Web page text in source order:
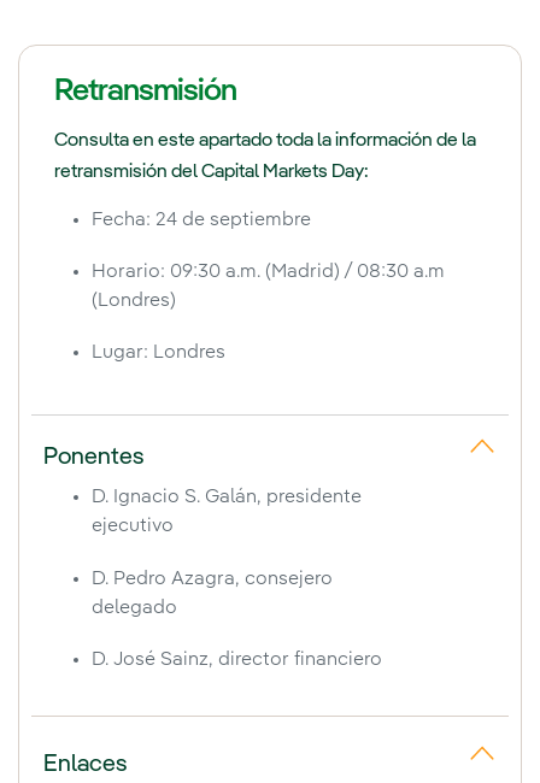
Registro
Actualización del Plan
D. Ignacio S. Galán
Presidente ejecutivo
D. Pedro Azagra
CEO, Consejero delegado
Pausa café
D. José Sainz
Retransmisión
Consulta en este apartado toda la información de la
retransmisión del Capital Markets Day:
Fecha: 24 de septiembre
Horario: 09:30 a.m. (Madrid) / 08:30 a.m
(Londres)
Lugar: Londres
Ponentes
D. Ignacio S. Galán, presidente
ejecutivo
D. Pedro Azagra, consejero
delegado
D. José Sainz, director financiero
Enlaces